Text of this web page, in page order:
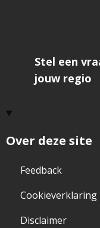
Over deze site
Feedback
Cookieverklaring
Disclaimer
Stel een
jouw regio